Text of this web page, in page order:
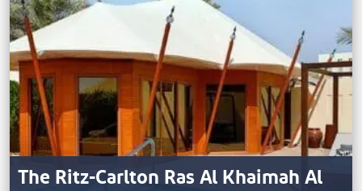
The Ritz-Carlton Ras Al Khaimah Al